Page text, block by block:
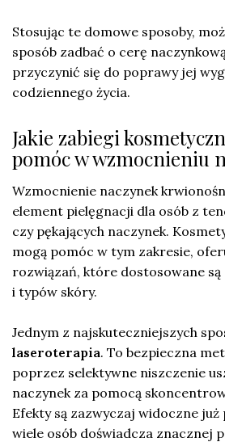
Stosując te domowe sposoby,
sposób zadbać o cerę
przyczynić się do poprawy jej
codziennego życia.
Jakie zabiegi
pomóc w wzmocnieniu
Wzmocnienie naczynek
element pielęgnacji dla osób z
czy pękających naczynek.
mogą pomóc w tym zakresie,
rozwiązań, które dostosowane
i typów skóry.
Jednym z najskuteczniejszych
laseroterapia. To bezpieczna
poprzez selektywne niszczenie
naczynek za pomocą
Efekty są zazwyczaj widoczne już
wiele osób doświadcza znacznej